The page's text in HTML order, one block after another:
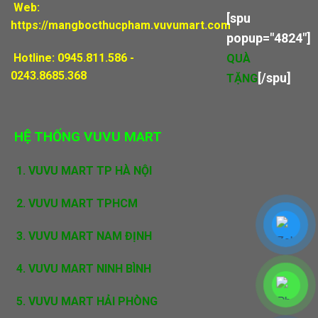
Web:
https://mangbocthucpham.vuvumart.com
Hotline: 0945.811.586 -
0243.8685.368
[spu
popup="4824"]
QUÀ
TẶNG[/spu]
HỆ THỐNG VUVU MART
1. VUVU MART TP HÀ NỘI
2. VUVU MART TPHCM
3. VUVU MART NAM ĐỊNH
4. VUVU MART NINH BÌNH
5. VUVU MART HẢI PHÒNG